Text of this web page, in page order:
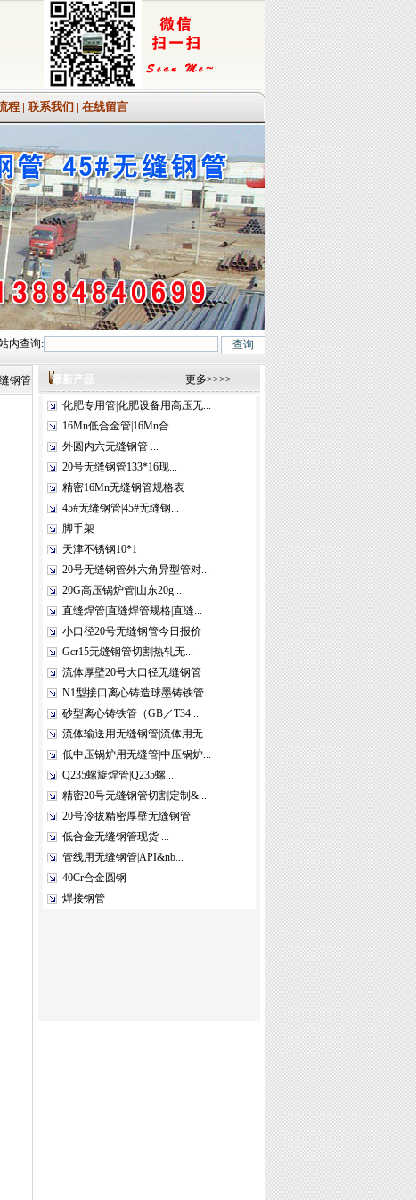
程| 联系我们 | 在线留言
、12Cr1MoV、12Cr1MoVG、10CrMo910、 15CrMo、35CrMo、40CrMo.咨询热
内查询:
钢管 最新产品 更多>>>>
化肥专用管|化肥设备用高压无...
16Mn低合金管|16Mn合...
外圆内六无缝钢管 ...
20号无缝钢管133*16现...
精密16Mn无缝钢管规格表
45#无缝钢管|45#无缝钢...
脚手架
天津不锈钢10*1
20号无缝钢管外六角异型管对...
20G高压锅炉管|山东20g...
直缝焊管|直缝焊管规格|直缝...
小口径20号无缝钢管今日报价
Gcr15无缝钢管切割热轧无...
流体厚壁20号大口径无缝钢管
N1型接口离心铸造球墨铸铁管...
砂型离心铸铁管（GB／T34...
流体输送用无缝钢管|流体用无...
低中压锅炉用无缝管|中压锅炉...
Q235螺旋焊管|Q235螺...
精密20号无缝钢管切割定制&...
20号冷拔精密厚壁无缝钢管
低合金无缝钢管现货 ...
管线用无缝钢管|API&nb...
40Cr合金圆钢
焊接钢管